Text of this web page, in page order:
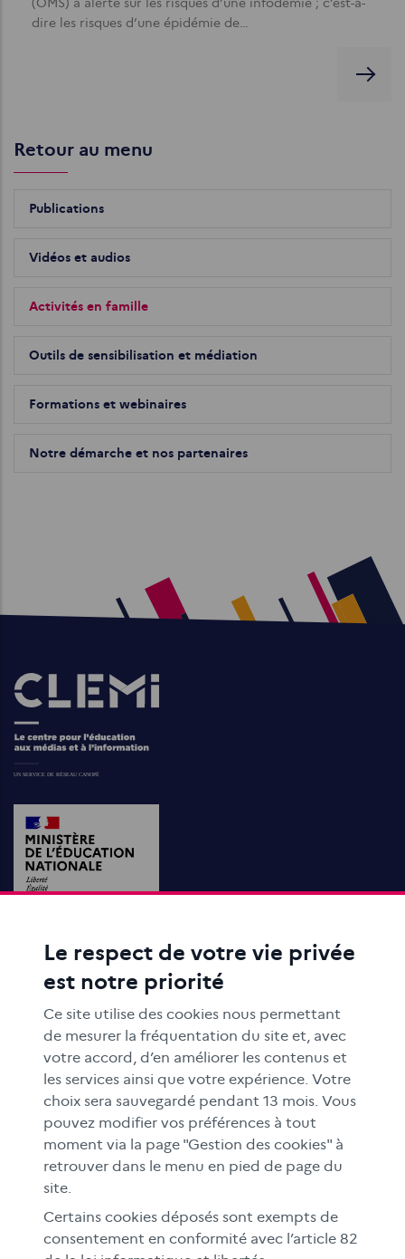
dire les risques d’une épidémie de…
Retour au menu
Publications
Vidéos et audios
Activités en famille
Outils de sensibilisation et médiation
Formations et webinaires
Notre démarche et nos partenaires
Images
ACTIONS ÉDUCATIVES
FORMATION
RESSOURCES
MÉDIAS SCOLAIRES
FAMILLES
Le CLEMI
En académies
À l'international
CLEMI sup
Espace presse
Le respect de votre vie privée
est notre priorité
Ce site utilise des cookies nous permettant
de mesurer la fréquentation du site et, avec
votre accord, d’en améliorer les contenus et
les services ainsi que votre expérience. Votre
choix sera sauvegardé pendant 13 mois. Vous
pouvez modifier vos préférences à tout
moment via la page "Gestion des cookies" à
retrouver dans le menu en pied de page du
site.
Certains cookies déposés sont exempts de
consentement en conformité avec l’article 82